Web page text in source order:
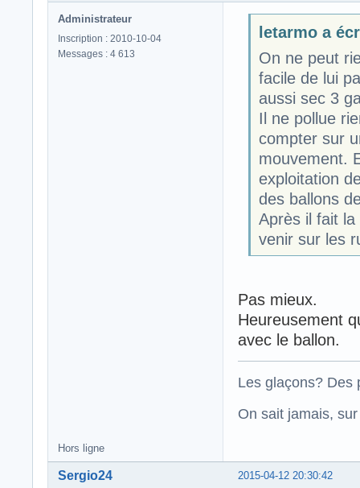
Administrateur
Inscription : 2010-10-04
Messages : 4 613
letarmo a
On ne peut
facile de lui
aussi sec 3
Il ne pollue
compter sur
mouvement.
exploitation
des ballons
Après il fait
venir sur les
Pas mieux.
Heureusement
avec le ballon.
Les glaçons? Des
On sait jamais,
Hors ligne
2015-04-12 20:30:42
Sergio24